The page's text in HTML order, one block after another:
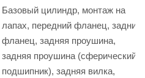
Базовый цилиндр, монтаж на
лапах, передний фланец, задний
фланец, задняя проушина,
задняя проушина (сферический
подшипник), задняя вилка,